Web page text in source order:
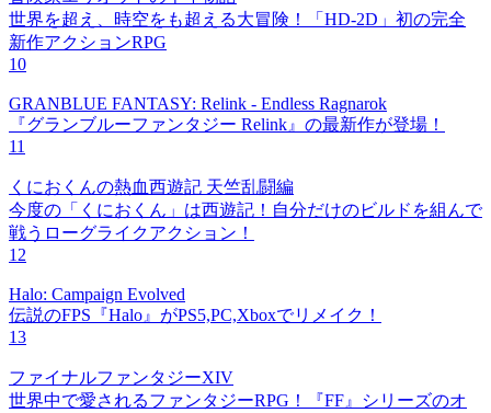
世界を超え、時空をも超える大冒険！「HD-2D」初の完全
新作アクションRPG
10
GRANBLUE FANTASY: Relink - Endless Ragnarok
『グランブルーファンタジー Relink』の最新作が登場！
11
くにおくんの熱血西遊記 天竺乱闘編
今度の「くにおくん」は西遊記！自分だけのビルドを組んで
戦うローグライクアクション！
12
Halo: Campaign Evolved
伝説のFPS『Halo』がPS5,PC,Xboxでリメイク！
13
ファイナルファンタジーXIV
世界中で愛されるファンタジーRPG！『FF』シリーズのオ